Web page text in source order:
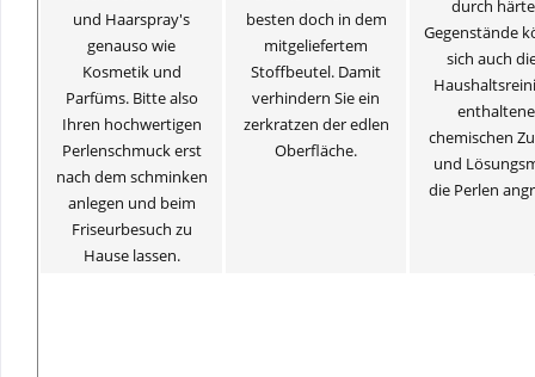
und Haarspray's
genauso wie
Kosmetik und
Parfüms. Bitte also
Ihren hochwertigen
Perlenschmuck erst
nach dem schminken
anlegen und beim
Friseurbesuch zu
Hause lassen.
besten doch in dem
mitgeliefertem
Stoffbeutel. Damit
verhindern Sie ein
zerkratzen der edlen
Oberfläche.
durch
Gegenstände
sich auch
chemischen
und
die Perlen